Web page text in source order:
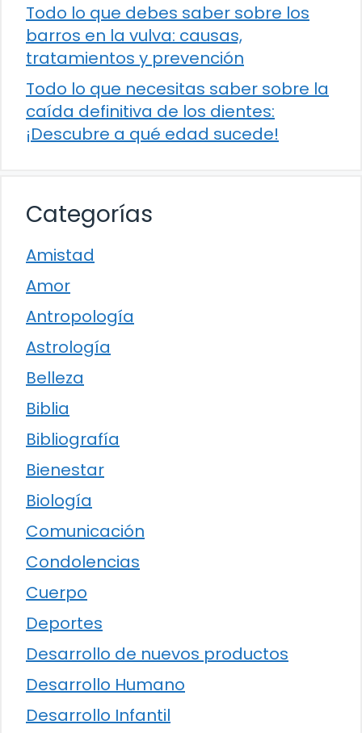
Todo lo que debes saber sobre los
barros en la vulva: causas,
tratamientos y prevención
Todo lo que necesitas saber sobre la
caída definitiva de los dientes:
¡Descubre a qué edad sucede!
Categorías
Amistad
Amor
Antropología
Astrología
Belleza
Biblia
Bibliografía
Bienestar
Biología
Comunicación
Condolencias
Cuerpo
Deportes
Desarrollo de nuevos productos
Desarrollo Humano
Desarrollo Infantil